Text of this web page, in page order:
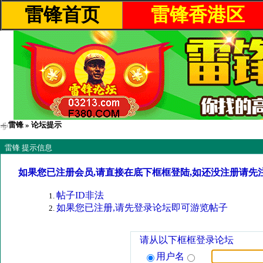
雷锋首页 雷锋香港区
雷锋 » 论坛提示
雷锋 提示信息
如果您已注册会员,请直接在底下框框登陆,如还没注册请先
帖子ID非法
如果您已注册,请先登录论坛即可游览帖子
请从以下框框登录论坛
用户名